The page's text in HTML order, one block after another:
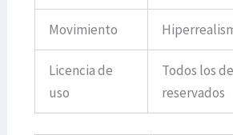
Movimiento
Licencia de
uso
Todos los
reservados